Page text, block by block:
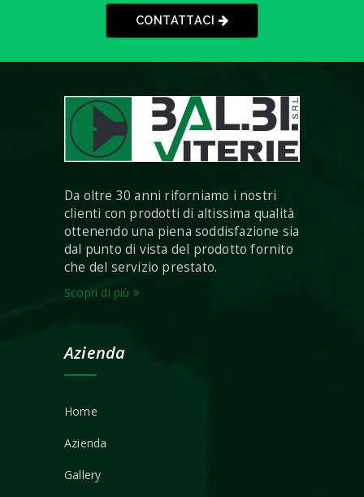
CONTATTACI
Da oltre 30 anni riforniamo i nostri
clienti con prodotti di altissima qualità
ottenendo una piena soddisfazione sia
dal punto di vista del prodotto fornito
che del servizio prestato.
Scopri di più
Azienda
Home
Azienda
Gallery